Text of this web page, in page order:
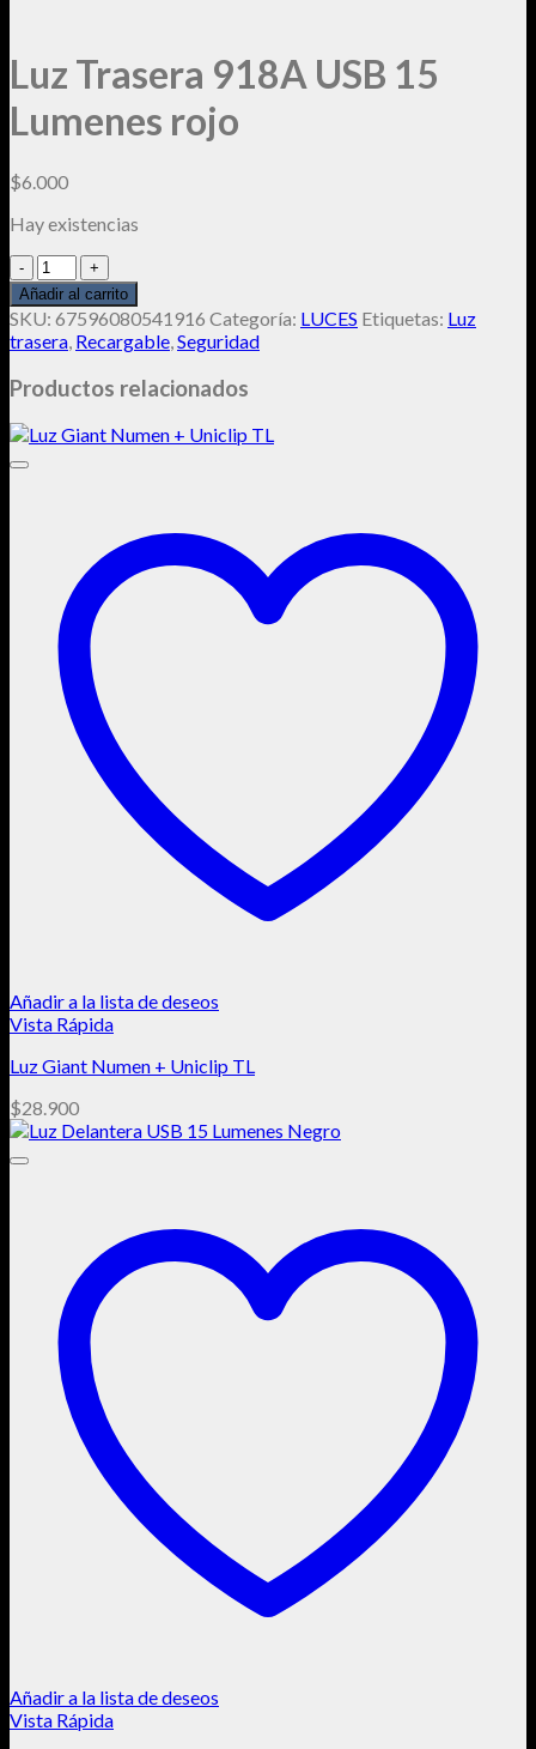
Luz Trasera 918A USB 15
Lumenes rojo
$6.000
Hay existencias
Luz
Trasera
918A
USB
15
Lumenes
rojo
cantidad
Añadir al carrito
SKU: 67596080541916 Categoría: LUCES Etiquetas: Luz
trasera, Recargable,Seguridad
Productos relacionados
Añadir a la lista de deseos
Vista Rápida
Luz Giant Numen + Uniclip TL
$28.900
Añadir a la lista de deseos
Vista Rápida